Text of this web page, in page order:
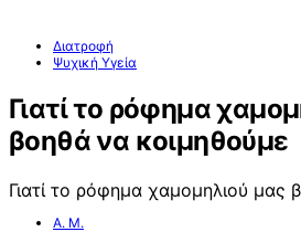
Διατροφή
Ψυχική Υγεία
Γιατί το ρόφημα
βοηθά να κοιμηθούμε
Γιατί το ρόφημα χαμομηλιού μας
Α. Μ.